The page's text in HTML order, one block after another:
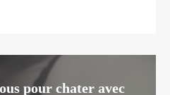
pour chater avec